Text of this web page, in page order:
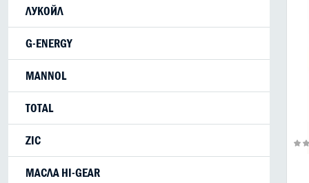
ЛУКОЙЛ
G-ENERGY
MANNOL
TOTAL
ZIC
МАСЛА HI-GEAR